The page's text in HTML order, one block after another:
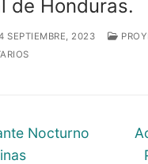
de Honduras.
SEPTIEMBRE, 2023
Nocturno